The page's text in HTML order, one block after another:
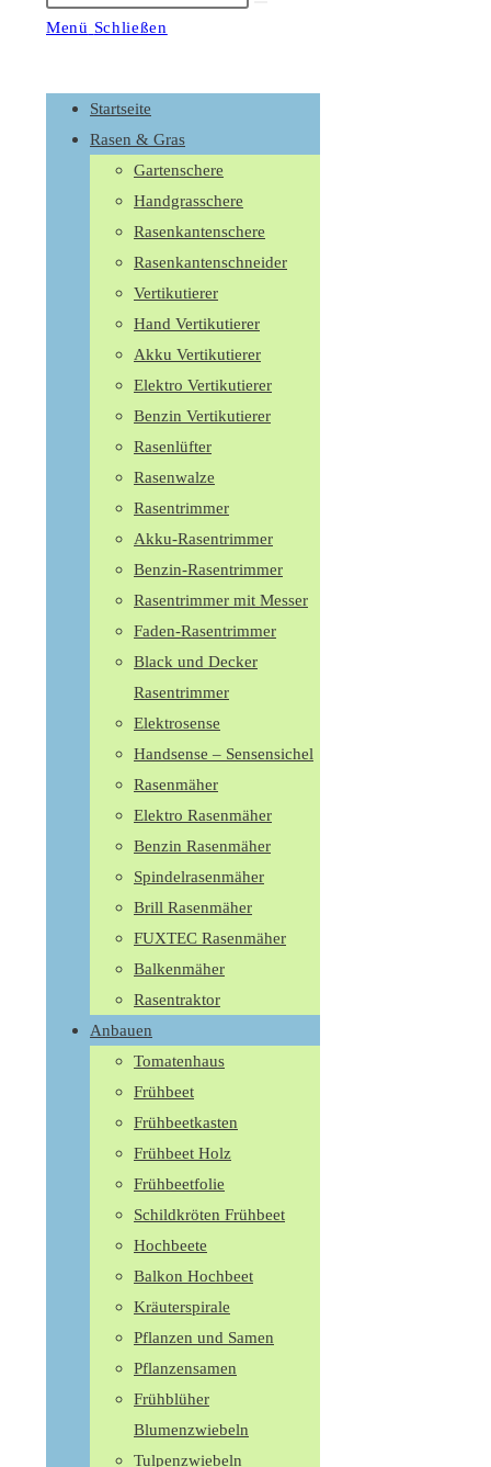
Menü Schließen
Button
einzuklappen
Startseite
Rasen & Gras
Gartenschere
Handgrasschere
Rasenkantenschere
Rasenkantenschneider
Vertikutierer
Hand Vertikutierer
Akku Vertikutierer
Elektro Vertikutierer
Benzin Vertikutierer
Rasenlüfter
Rasenwalze
Rasentrimmer
Akku-Rasentrimmer
Benzin-Rasentrimmer
Rasentrimmer mit Messer
Faden-Rasentrimmer
Black und Decker
Rasentrimmer
Elektrosense
Handsense – Sensensichel
Rasenmäher
Elektro Rasenmäher
Benzin Rasenmäher
Spindelrasenmäher
Brill Rasenmäher
FUXTEC Rasenmäher
Balkenmäher
Rasentraktor
Anbauen
Tomatenhaus
Frühbeet
Frühbeetkasten
Frühbeet Holz
Frühbeetfolie
Schildkröten Frühbeet
Hochbeete
Balkon Hochbeet
Kräuterspirale
Pflanzen und Samen
Pflanzensamen
Frühblüher
Blumenzwiebeln
Tulpenzwiebeln